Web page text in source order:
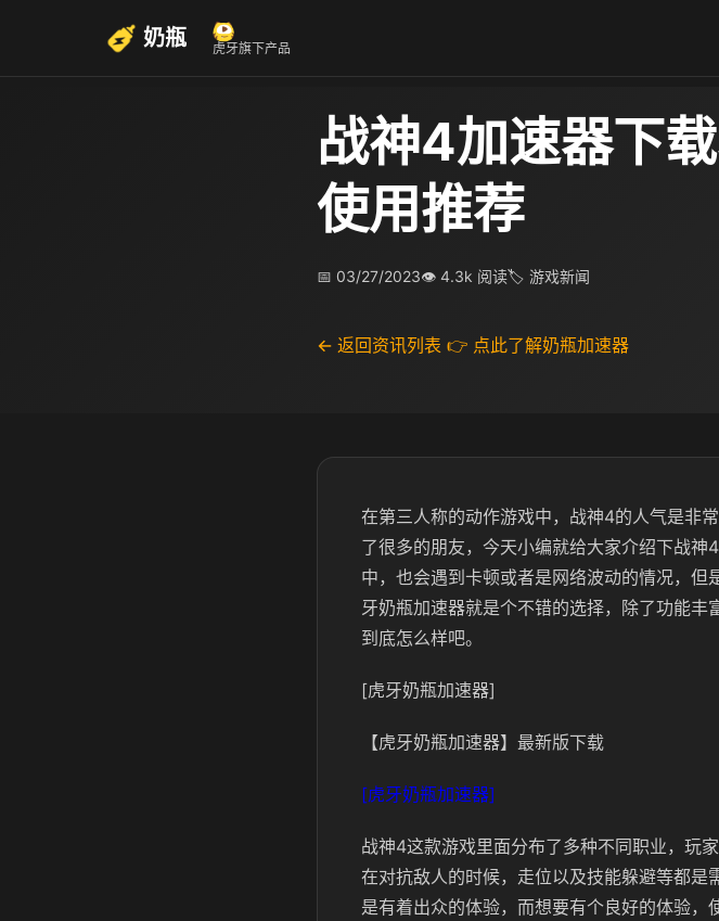
奶瓶 虎牙旗下产品
战神4加速器下
使用推荐
📅 03/27/2023👁 4.3k 阅读🏷 游戏新闻
← 返回资讯列表 👉 点此了解奶瓶加速器
在第三人称的动作游戏中，战神4的人气是非
了很多的朋友，今天小编就给大家介绍下战
中，也会遇到卡顿或者是网络波动的情况，
牙奶瓶加速器就是个不错的选择，除了功能
到底怎么样吧。
[虎牙奶瓶加速器]
【虎牙奶瓶加速器】最新版下载
[虎牙奶瓶加速器]
战神4这款游戏里面分布了多种不同职业，玩
在对抗敌人的时候，走位以及技能躲避等都
是有着出众的体验，而想要有个良好的体验，